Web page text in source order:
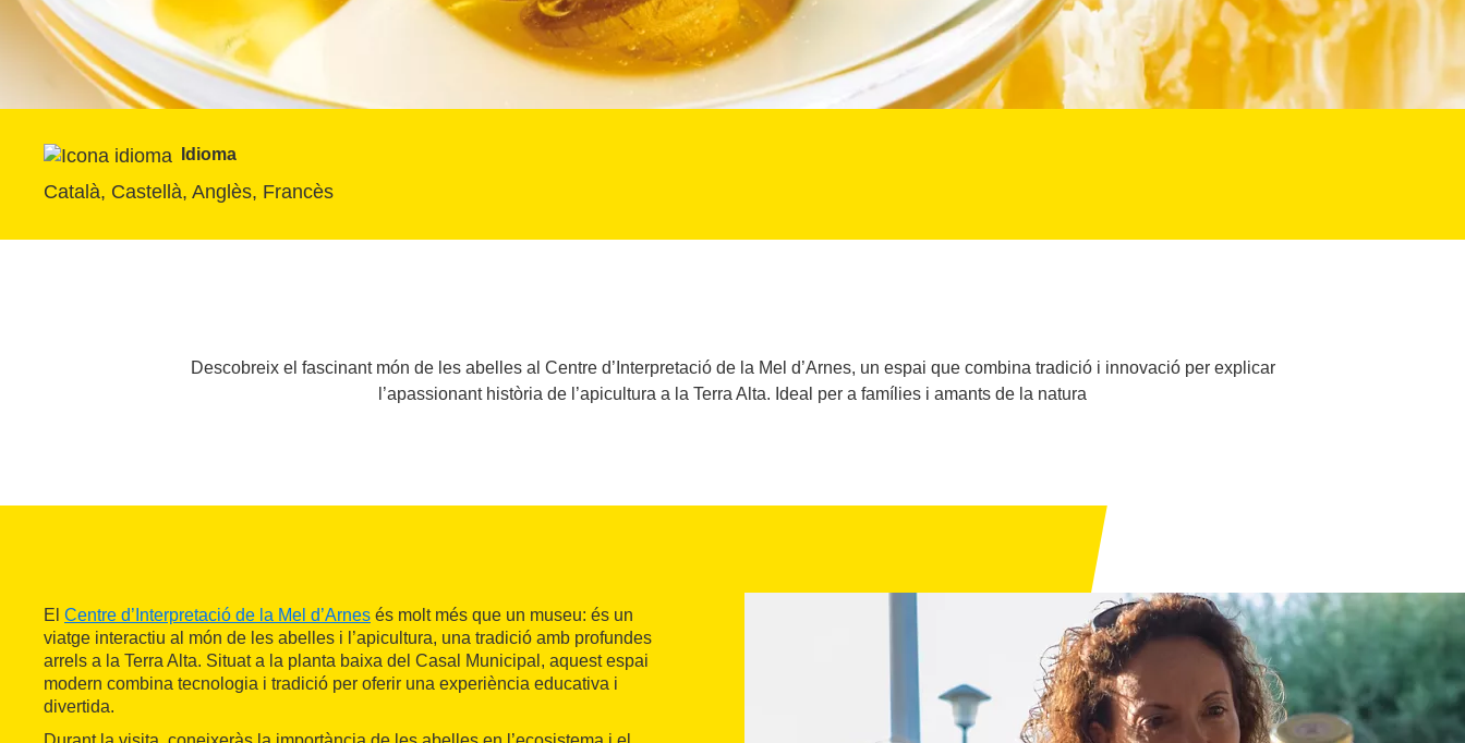
Idioma
Català, Castellà, Anglès, Francès
Descobreix el fascinant món de les abelles al Centre d’Interpretació de la Mel d’Arnes, un espai que combina tradició i innovació per explicar
l’apassionant història de l’apicultura a la Terra Alta. Ideal per a famílies i amants de la natura
El Centre d’Interpretació de la Mel d’Arnes és molt més que un museu: és un
viatge interactiu al món de les abelles i l’apicultura, una tradició amb profundes
arrels a la Terra Alta. Situat a la planta baixa del Casal Municipal, aquest espai
modern combina tecnologia i tradició per oferir una experiència educativa i
divertida.